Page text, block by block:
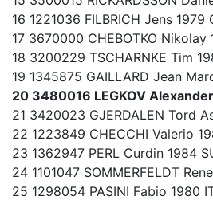
16 1221036 FILBRICH Jens 1979
17 3670000 CHEBOTKO Nikolay
18 3200229 TSCHARNKE Tim
19 1345875 GAILLARD Jean
20 3480016 LEGKOV
21 3420023 GJERDALEN Tord
22 1223849 CHECCHI Valerio
23 1362947 PERL Curdin 1984
24 1101047 SOMMERFELDT
25 1298054 PASINI Fabio 1980